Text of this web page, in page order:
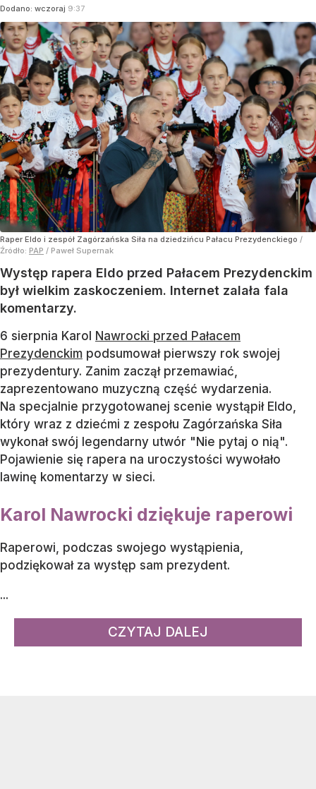
Dodano: wczoraj 9:37
Raper Eldo i zespół Zagórzańska Siła na dziedzińcu Pałacu Prezydenckiego /
Źródło: PAP / Paweł Supernak
Występ rapera Eldo przed Pałacem Prezydenckim
był wielkim zaskoczeniem. Internet zalała fala
komentarzy.
6 sierpnia Karol Nawrocki przed Pałacem
Prezydenckim podsumował pierwszy rok swojej
prezydentury. Zanim zaczął przemawiać,
zaprezentowano muzyczną część wydarzenia.
Na specjalnie przygotowanej scenie wystąpił Eldo,
który wraz z dziećmi z zespołu Zagórzańska Siła
wykonał swój legendarny utwór "Nie pytaj o nią".
Pojawienie się rapera na uroczystości wywołało
lawinę komentarzy w sieci.
Karol Nawrocki dziękuje raperowi
Raperowi, podczas swojego wystąpienia,
podziękował za występ sam prezydent.
...
CZYTAJ DALEJ